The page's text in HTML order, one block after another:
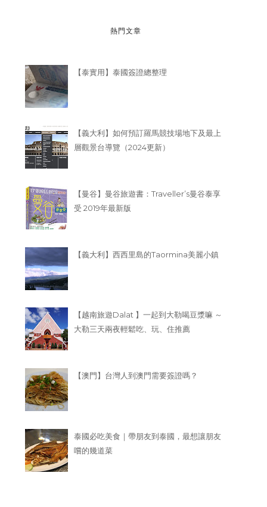
【清邁】最棒的香蕉煎餅
HOSTEL ...
熱門文章
【泰實用】泰國簽證總整理
【義大利】如何預訂羅馬競技場地下及最上
層觀景台導覽（2024更新）
【曼谷】曼谷旅遊書：Traveller’s曼谷泰享
受 2019年最新版
【義大利】西西里島的Taormina美麗小鎮
【越南旅遊Dalat 】一起到大勒喝豆漿嘛 ～
大勒三天兩夜輕鬆吃、玩、住推薦
【澳門】台灣人到澳門需要簽證嗎？
泰國必吃美食｜帶朋友到泰國，最想讓朋友
嚐的幾道菜